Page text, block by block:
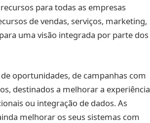
para todas as empresas
de vendas, serviços, marketing,
uma visão integrada por parte dos
oportunidades, de campanhas com
destinados a melhorar a experiência
ou integração de dados. As
melhorar os seus sistemas com